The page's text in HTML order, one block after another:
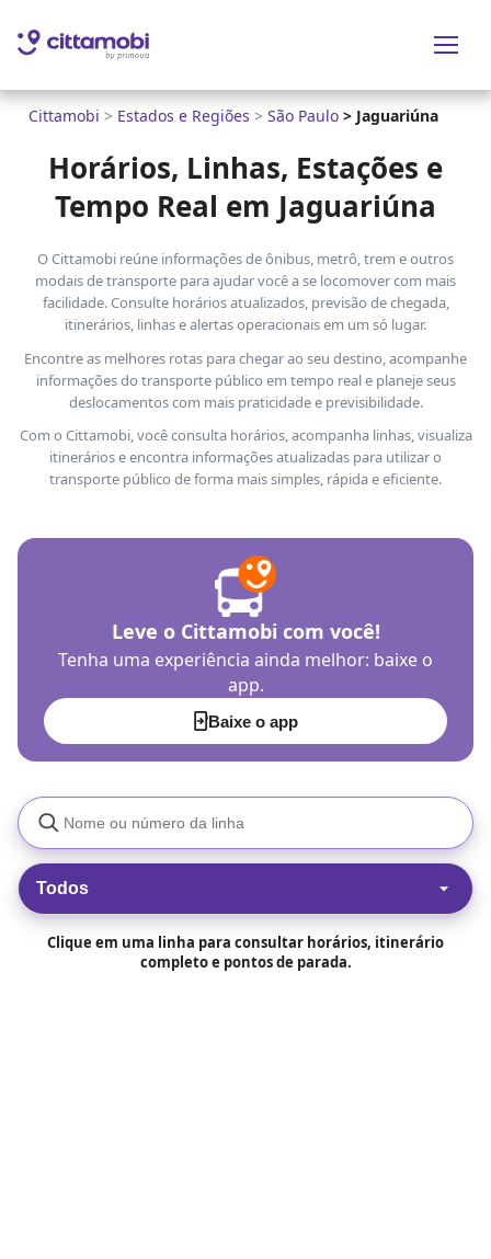
Cittamobi > Estados e Regiões > São Paulo > Jaguariúna
Horários, Linhas, Estações e
Tempo Real em Jaguariúna
O Cittamobi reúne informações de ônibus, metrô, trem e outros
modais de transporte para ajudar você a se locomover com mais
facilidade. Consulte horários atualizados, previsão de chegada,
itinerários, linhas e alertas operacionais em um só lugar.
Encontre as melhores rotas para chegar ao seu destino, acompanhe
informações do transporte público em tempo real e planeje seus
deslocamentos com mais praticidade e previsibilidade.
Com o Cittamobi, você consulta horários, acompanha linhas, visualiza
itinerários e encontra informações atualizadas para utilizar o
transporte público de forma mais simples, rápida e eficiente.
Leve o Cittamobi com você!
Tenha uma experiência ainda melhor: baixe o
app.
Baixe o app
Todos
Clique em uma linha para consultar horários, itinerário
completo e pontos de parada.